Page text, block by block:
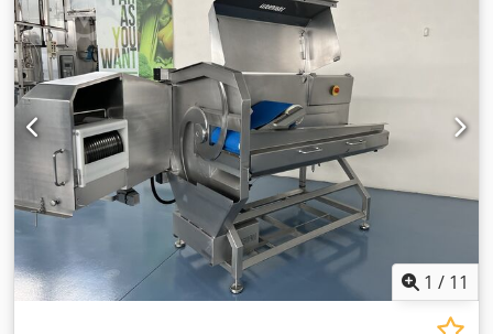
1 / 11